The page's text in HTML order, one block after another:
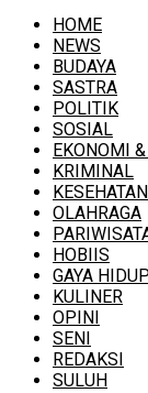
HOME
NEWS
BUDAYA
SASTRA
POLITIK
SOSIAL
EKONOMI
KRIMINAL
KESEHATAN
OLAHRAGA
HOBIIS
GAYA HIDUP
KULINER
OPINI
SENI
REDAKSI
SULUH